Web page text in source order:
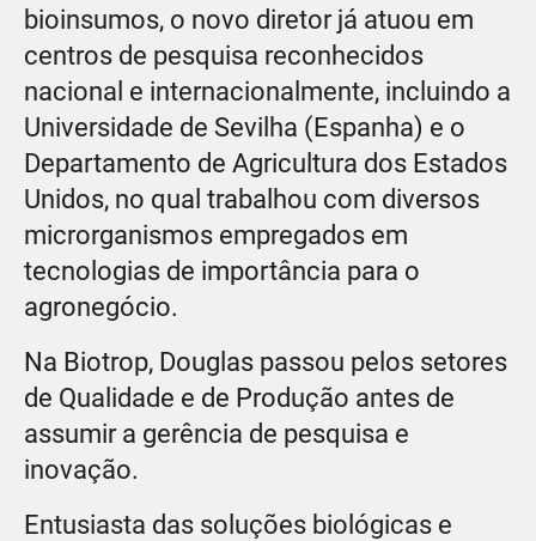
bioinsumos, o novo diretor já atuou em
centros de pesquisa reconhecidos
nacional e internacionalmente, incluindo a
Universidade de Sevilha (Espanha) e o
Departamento de Agricultura dos Estados
Unidos, no qual trabalhou com diversos
microrganismos empregados em
tecnologias de importância para o
agronegócio.
Na Biotrop, Douglas passou pelos setores
de Qualidade e de Produção antes de
assumir a gerência de pesquisa e
inovação.
Entusiasta das soluções biológicas e